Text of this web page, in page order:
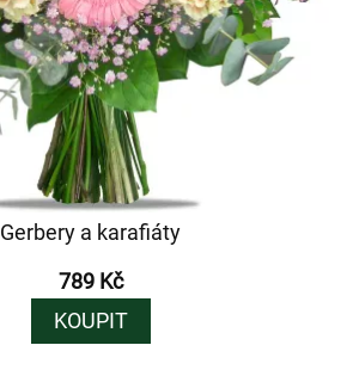
Gerbery a karafiáty
789 Kč
KOUPIT